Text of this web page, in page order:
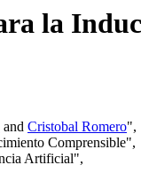
la
and Cristobal Romero",
Comprensible",
Artificial",